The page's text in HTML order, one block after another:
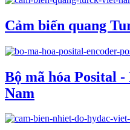
Cảm biến quang
Bộ mã hóa Posital
Nam